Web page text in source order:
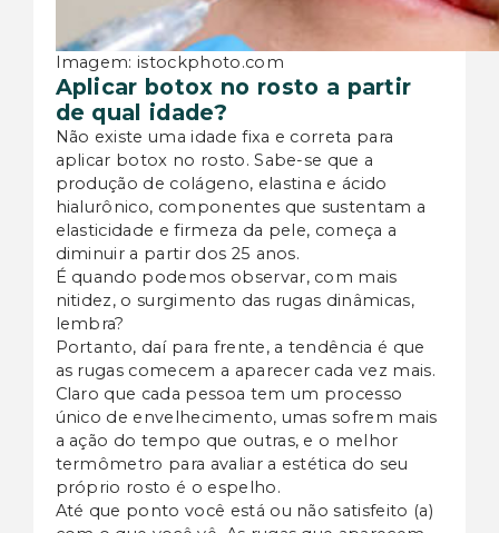
Imagem: istockphoto.com
Aplicar botox no rosto a partir
de qual idade?
Não existe uma idade fixa e correta para
aplicar botox no rosto. Sabe-se que a
produção de colágeno, elastina e ácido
hialurônico, componentes que sustentam a
elasticidade e firmeza da pele, começa a
diminuir a partir dos 25 anos.
É quando podemos observar, com mais
nitidez, o surgimento das rugas dinâmicas,
lembra?
Portanto, daí para frente, a tendência é que
as rugas comecem a aparecer cada vez mais.
Claro que cada pessoa tem um processo
único de envelhecimento, umas sofrem mais
a ação do tempo que outras, e o melhor
termômetro para avaliar a estética do seu
próprio rosto é o espelho.
Até que ponto você está ou não satisfeito (a)